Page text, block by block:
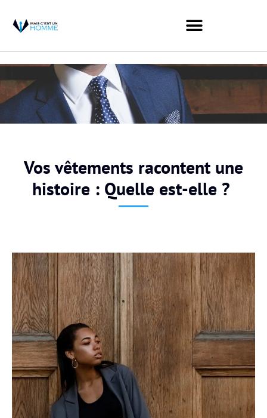
Vos vêtements racontent une
histoire : Quelle est-elle ?